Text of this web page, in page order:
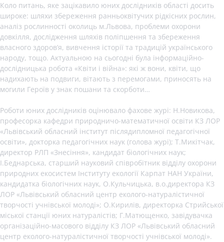
Коло питань, яке зацікавило юних дослідників області досить
широке: шляхи збереження ранньоквітучих рідкісних рослин,
аналіз рослинності околиць м.Львова, проблеми охорони
довкілля, дослідження шляхів поліпшення та збереження
власного здоров’я, вивчення історії та традицій українського
народу, тощо. Актуальною на сьогодні була інформаційно-
дослідницька робота «Квіти і війна»: які ж вони, квіти, що
надихають на подвиги, вітають з перемогами, приносять на
могили Героїв у знак пошани та скорботи…
Роботи юних дослідників оцінювало фахове журі: Н.Новикова,
професорка кафедри природничо-математичної освіти КЗ ЛОР
«Львівський обласний інститут післядипломної педагогічної
освіти», докторка педагогічних наук (голова журі); Т.Микітчак,
директор РЛП «Знесіння», кандидат біологічних наук;
І.Беднарська, старший науковий співробітник відділу охорони
природних екосистем Інституту екології Карпат НАН України,
кандидатка біологічних наук, О.Кульчицька, в.о.директора КЗ
ЛОР «Львівський обласний центр еколого-натуралістичної
творчості учнівської молоді»; О.Кирилів, директорка Стрийської
міської станції юних натуралістів; Г.Матющенко, завідувачка
організаційно-масового відділу КЗ ЛОР «Львівський обласний
центр еколого-натуралістичної творчості учнівської молоді».